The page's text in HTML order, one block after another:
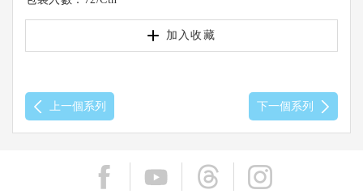
上一個系列 下一個系列
加入收藏